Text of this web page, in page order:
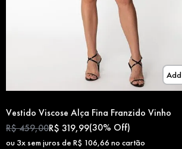
Add
Vestido Viscose Alça Fina Franzido Vinho
R$459,00R$ 319,99(30% Off)
ou 3x sem juros de R$ 106,66 no cartão